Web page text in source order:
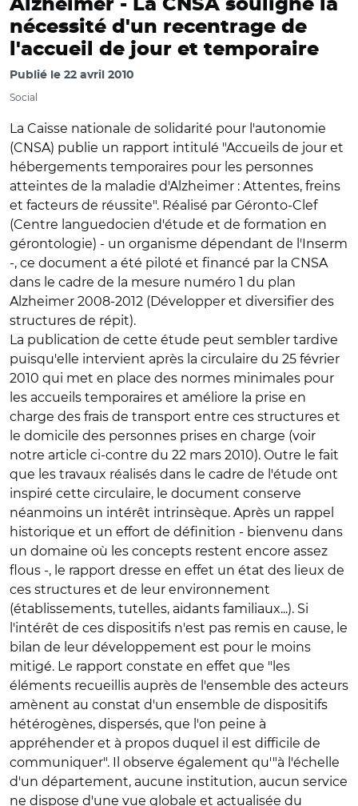
Alzheimer - La CNSA souligne la
nécessité d'un recentrage de
l'accueil de jour et temporaire
Publié le 22 avril 2010
Social
La Caisse nationale de solidarité pour l'autonomie
(CNSA) publie un rapport intitulé "Accueils de jour et
hébergements temporaires pour les personnes
atteintes de la maladie d'Alzheimer : Attentes, freins
et facteurs de réussite". Réalisé par Géronto-Clef
(Centre languedocien d'étude et de formation en
gérontologie) - un organisme dépendant de l'Inserm
-, ce document a été piloté et financé par la CNSA
dans le cadre de la mesure numéro 1 du plan
Alzheimer 2008-2012 (Développer et diversifier des
structures de répit).
La publication de cette étude peut sembler tardive
puisqu'elle intervient après la circulaire du 25 février
2010 qui met en place des normes minimales pour
les accueils temporaires et améliore la prise en
charge des frais de transport entre ces structures et
le domicile des personnes prises en charge (voir
notre article ci-contre du 22 mars 2010). Outre le fait
que les travaux réalisés dans le cadre de l'étude ont
inspiré cette circulaire, le document conserve
néanmoins un intérêt intrinsèque. Après un rappel
historique et un effort de définition - bienvenu dans
un domaine où les concepts restent encore assez
flous -, le rapport dresse en effet un état des lieux de
ces structures et de leur environnement
(établissements, tutelles, aidants familiaux...). Si
l'intérêt de ces dispositifs n'est pas remis en cause, le
bilan de leur développement est pour le moins
mitigé. Le rapport constate en effet que "les
éléments recueillis auprès de l'ensemble des acteurs
amènent au constat d'un ensemble de dispositifs
hétérogènes, dispersés, que l'on peine à
appréhender et à propos duquel il est difficile de
communiquer". Il observe également qu'"à l'échelle
d'un département, aucune institution, aucun service
ne dispose d'une vue globale et actualisée du